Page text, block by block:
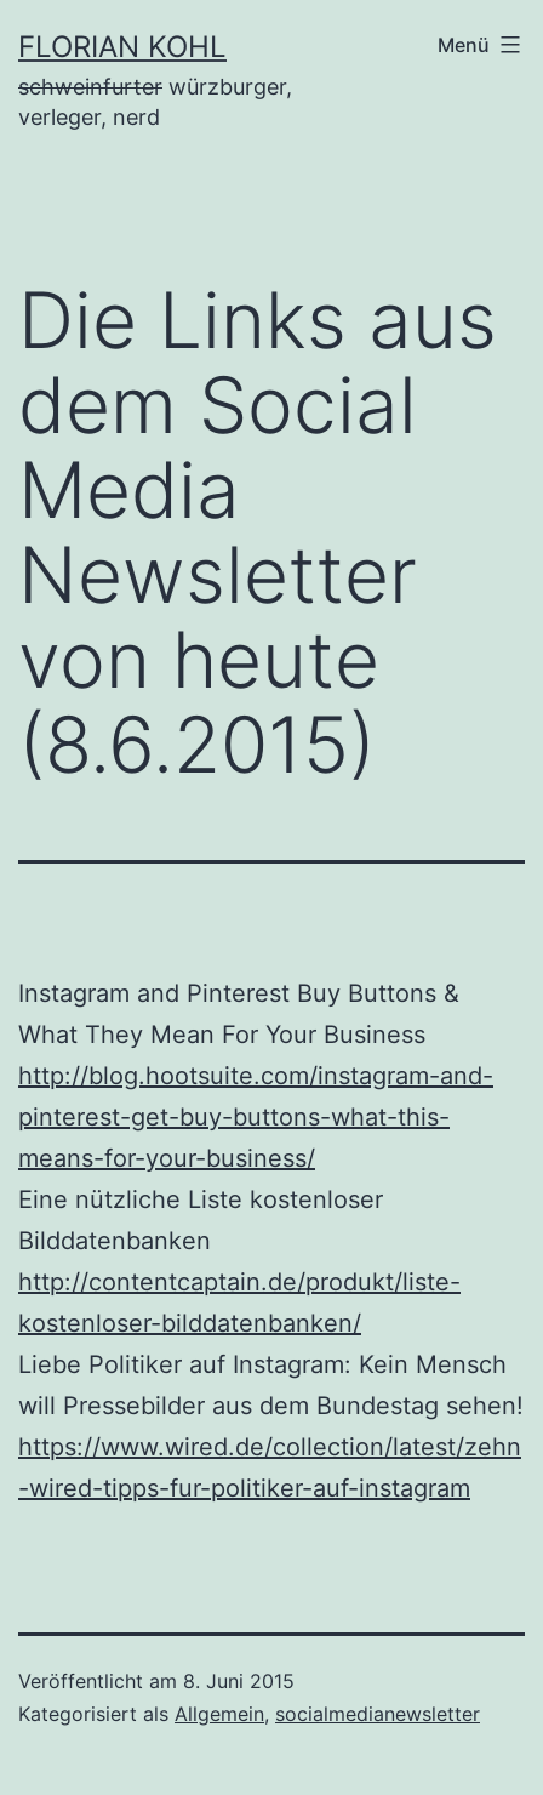
Inhalt
springen
FLORIAN KOHL
schweinfurter würzburger,
verleger, nerd
Menü
Die Links aus
dem Social
Media
Newsletter
von heute
(8.6.2015)
Instagram and Pinterest Buy Buttons &
What They Mean For Your Business
http://blog.hootsuite.com/instagram-and-
pinterest-get-buy-buttons-what-this-
means-for-your-business/
Eine nützliche Liste kostenloser
Bilddatenbanken
http://contentcaptain.de/produkt/liste-
kostenloser-bilddatenbanken/
Liebe Politiker auf Instagram: Kein Mensch
will Pressebilder aus dem Bundestag sehen!
https://www.wired.de/collection/latest/zehn
-wired-tipps-fur-politiker-auf-instagram
Veröffentlicht am 8. Juni 2015
Kategorisiert als Allgemein, socialmedianewsletter